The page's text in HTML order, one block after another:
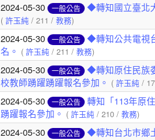
2024-05-30 一般公告 ◆轉知國立臺北
(許玉純/ 211 / 教務)
2024-05-30 一般公告
◆轉知公共電視
名。 (許玉純/ 211 / 教務)
2024-05-30 一般公告
◆轉知原住民族
校教師踴躍踴躍報名參加。 (許玉純/
2024-05-30 一般公告
轉知「113年原
踴躍報名參加。 (許玉純/ 210 / 教務)
2024-05-30 一般公告
◆轉知台北市鄉